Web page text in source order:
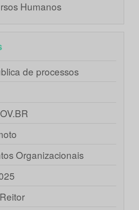
Humanos
de processos
Organizacionais